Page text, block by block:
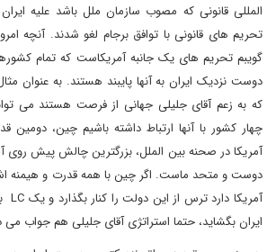
المللی قانونی که مصوب سازمان ملل باشد علیه
تحریم های قانونی با توافق برجام لغو شدند. آنچه
گویبم تحریم های یک جانبه آمریکاست که تمام
که به زعم آقای جلیلی جهانی از فرصت هستند می
چهار کشور با آنها ارتباط داشته باشیم چین، دومین
دوست و متحد ماست. اگر چین با همه قدرت و هیمنه اش
ایران بگشاید، حتما استراتژی آقای جلیلی هم جواب